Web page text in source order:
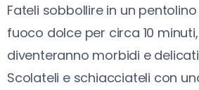
Fateli sobbollire in un
fuoco dolce per circa 10
diventeranno morbidi e
Scolateli e schiacciateli con